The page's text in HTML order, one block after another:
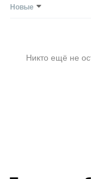
Новые
Никто ещё не